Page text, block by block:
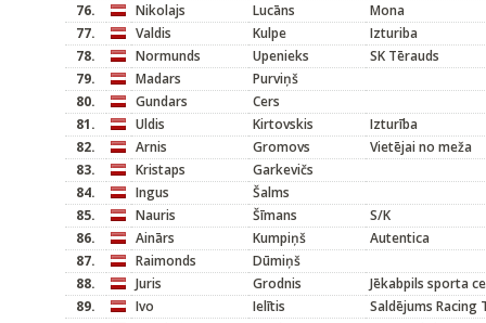
76.
Nikolajs Lucāns
Mona
77.
Valdis Kulpe
Izturiba
78.
Normunds Upenieks
SK Tērauds
79.
Madars
Purviņš
80.
Gundars
Cers
81.
Uldis Kirtovskis
Izturība
82.
Arnis Gromovs
Vietējai no meža
83.
Kristaps
Garkevičs
84.
Ingus
Šalms
85.
Nauris Šīmans
S/K
86.
Ainārs Kumpiņš
Autentica
87.
Raimonds
Dūmiņš
88.
Juris Grodnis
Jēkabpils sporta
89.
Ivo Ielītis
Saldējums Racing